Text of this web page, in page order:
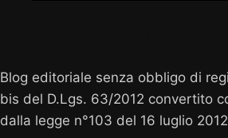
Blog editoriale senza obbligo di
bis del D.Lgs. 63/2012 convertito
dalla legge n°103 del 16 luglio